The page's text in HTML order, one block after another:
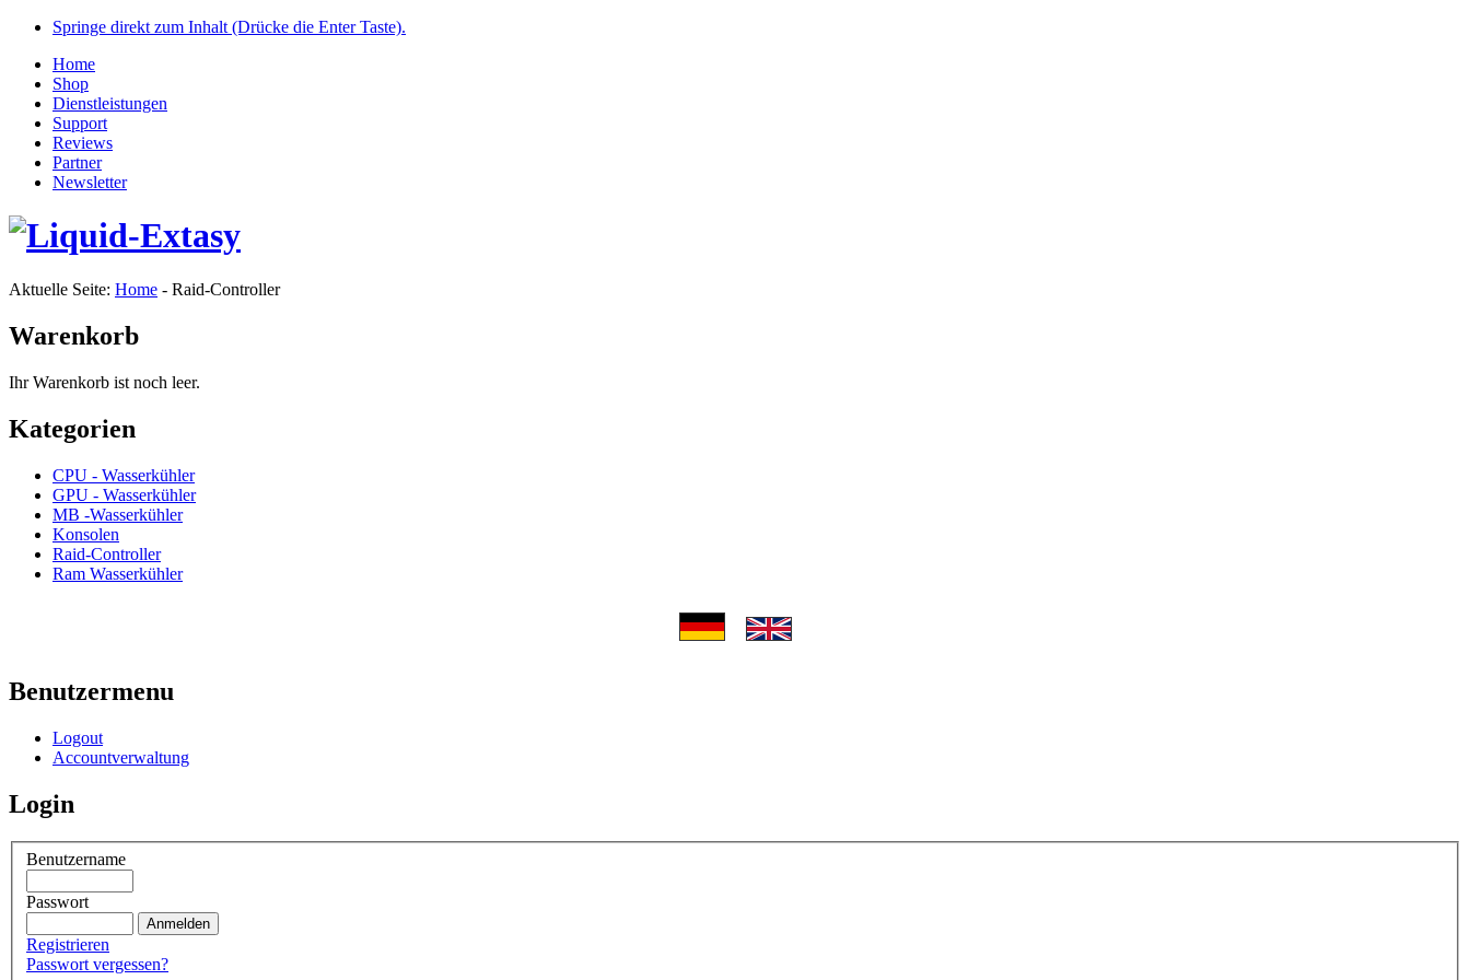
Springe direkt zum Inhalt (Drücke die Enter Taste).
Home
Shop
Dienstleistungen
Support
Reviews
Partner
Newsletter
Aktuelle Seite: Home - Raid-Controller
Warenkorb
Ihr Warenkorb ist noch leer.
Kategorien
CPU - Wasserkühler
GPU - Wasserkühler
MB -Wasserkühler
Konsolen
Raid-Controller
Ram Wasserkühler
Benutzermenu
Logout
Accountverwaltung
Login
Benutzername
Passwort
Registrieren
Passwort vergessen?